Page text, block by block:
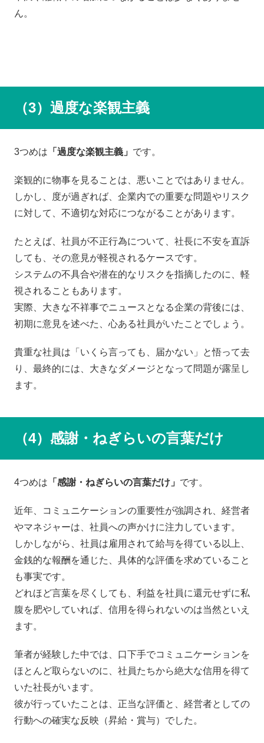
ん。
（3）過度な楽観主義
3つめは 「過度な楽観主義」 です。
楽観的に物事を見ることは、悪いことではありません。
しかし、度が過ぎれば、企業内での重要な問題やリスク
に対して、不適切な対応につながることがあります。
たとえば、社員が不正行為について、社長に不安を直訴
しても、その意見が軽視されるケースです。
システムの不具合や潜在的なリスクを指摘したのに、軽
視されることもあります。
実際、大きな不祥事でニュースとなる企業の背後には、
初期に意見を述べた、心ある社員がいたことでしょう。
貴重な社員は「いくら言っても、届かない」と悟って去
り、最終的には、大きなダメージとなって問題が露呈し
ます。
（4）感謝・ねぎらいの言葉だけ
4つめは 「感謝・ねぎらいの言葉だけ」 です。
近年、コミュニケーションの重要性が強調され、経営者
やマネジャーは、社員への声かけに注力しています。
しかしながら、社員は雇用されて給与を得ている以上、
金銭的な報酬を通じた、具体的な評価を求めていること
も事実です。
どれほど言葉を尽くしても、利益を社員に還元せずに私
腹を肥やしていれば、信用を得られないのは当然といえ
ます。
筆者が経験した中では、口下手でコミュニケーションを
ほとんど取らないのに、社員たちから絶大な信用を得て
いた社長がいます。
彼が行っていたことは、正当な評価と、経営者としての
行動への確実な反映（昇給・賞与）でした。